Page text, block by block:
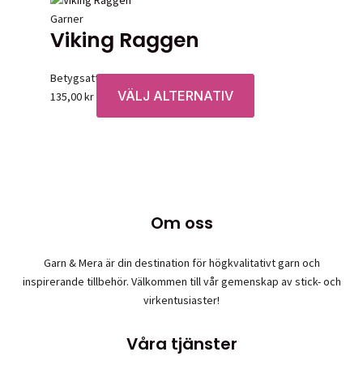
Garner
Viking Raggen
Betygsatt0av 5
135,00kr VÄLJ ALTERNATIV
här
kan
väljas
Om oss
Garn & Mera är din destination för högkvalitativt garn och
inspirerande tillbehör. Välkommen till vår gemenskap av stick- och
virkentusiaster!
Våra tjänster